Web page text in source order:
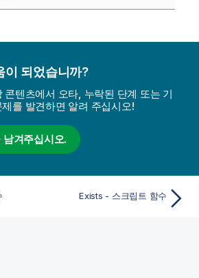
이 되었습니까?
콘텐츠에서 오타, 누락된 단계 또는 기
를 발견하면 알려 주십시오!
남겨주십시오.
Exists - 스크립트 함수